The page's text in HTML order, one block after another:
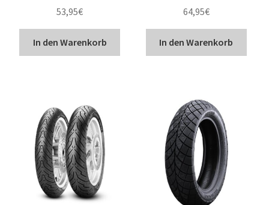
53,95€
In den Warenkorb
64,95€
In den Warenkorb